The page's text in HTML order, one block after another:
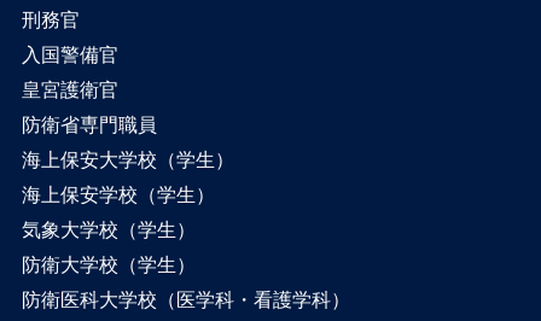
刑務官
入国警備官
皇宮護衛官
防衛省専門職員
海上保安大学校（学生）
海上保安学校（学生）
気象大学校（学生）
防衛大学校（学生）
防衛医科大学校（医学科・看護学科）